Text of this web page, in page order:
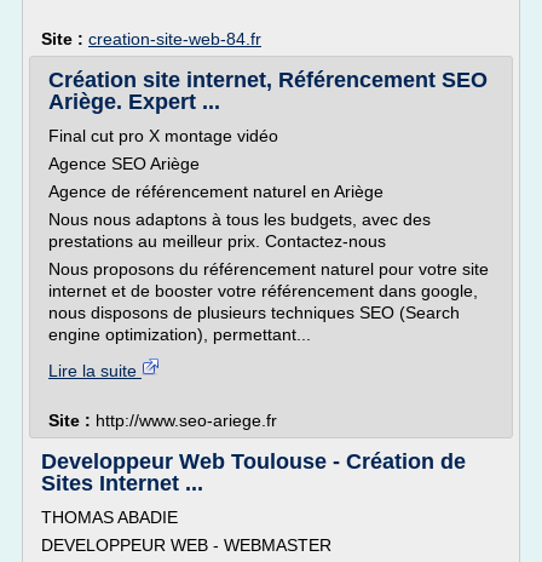
Site : creation-site-web-84.fr
Création site internet, Référencement SEO
Ariège. Expert ...
Final cut pro X montage vidéo
Agence SEO Ariège
Agence de référencement naturel en Ariège
Nous nous adaptons à tous les budgets, avec des
prestations au meilleur prix. Contactez-nous
Nous proposons du référencement naturel pour votre site
internet et de booster votre référencement dans google,
nous disposons de plusieurs techniques SEO (Search
engine optimization), permettant...
Lire la suite
Site : http://www.seo-ariege.fr
Developpeur Web Toulouse - Création de
Sites Internet ...
THOMAS ABADIE
DEVELOPPEUR WEB - WEBMASTER